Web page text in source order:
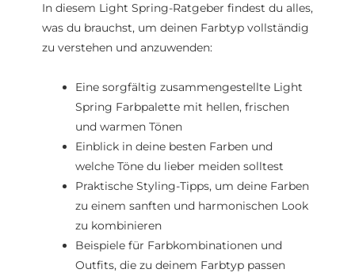
In diesem Light Spring-Ratgeber findest du alles,
was du brauchst, um deinen Farbtyp vollständig
zu verstehen und anzuwenden:
Eine sorgfältig zusammengestellte Light
Spring Farbpalette mit hellen, frischen
und warmen Tönen
Einblick in deine besten Farben und
welche Töne du lieber meiden solltest
Praktische Styling-Tipps, um deine Farben
zu einem sanften und harmonischen Look
zu kombinieren
Beispiele für Farbkombinationen und
Outfits, die zu deinem Farbtyp passen